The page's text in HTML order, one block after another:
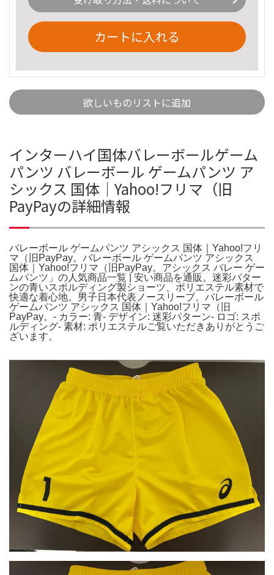
カートに入れる
欲しいものリストに追加
インターハイ国体バレーボールゲーム
パンツ バレーボール ゲームパンツ ア
シックス 国体｜Yahoo!フリマ（旧
PayPayの詳細情報
バレーボール ゲームパンツ アシックス 国体｜Yahoo!フリ
マ（旧PayPay。バレーボール ゲームパンツ アシックス
国体｜Yahoo!フリマ（旧PayPay。アシックス バレー ゲー
ムパンツ」の人気商品一覧 | 安い商品を通販。迷彩パター
ンの青いスポルディング製ショーツ、ポリエステル素材で
快適な着心地。男子日本代表ノースリーブ。バレーボール
ゲームパンツ アシックス 国体｜Yahoo!フリマ（旧
PayPay。- カラー: 青- デザイン: 迷彩パターン- ロゴ: スポ
ルディング- 素材: ポリエステルご覧いただきありがとうご
ざいます。